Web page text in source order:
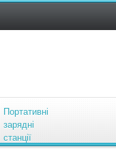
Портативні
зарядні
станції
EcoFlow